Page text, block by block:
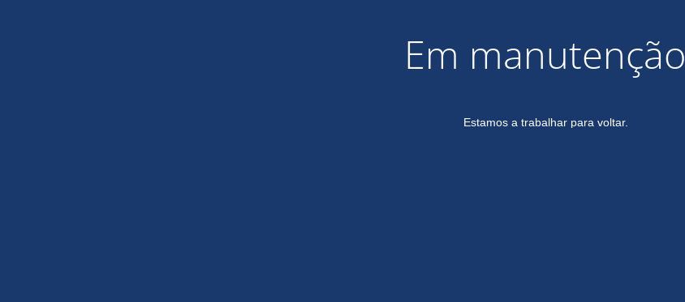
Em manutenção
Estamos a trabalhar para voltar.